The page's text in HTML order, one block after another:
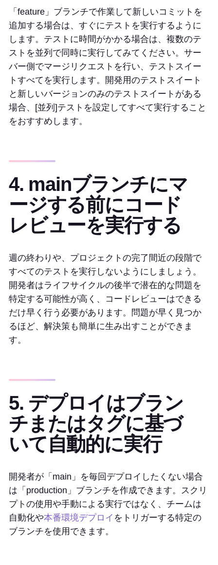
「feature」ブランチで作業して新しいコミットを
追加する場合は、すぐにテストを実行するように
します。テストに時間がかかる場合は、複数のテ
ストを並列で同時に実行してみてください。サー
バー側でマージリクエストを行い、テストスイー
トすべてを実行します。開発用のテストスイート
と新しいバージョンのみのテストスイートがある
場合、[並列]テストを設定してすべて実行すること
をおすすめします。
4. mainブランチにマ
ージする前にコード
レビューを実行する
週の終わりや、プロジェクトの完了間近の段階で
すべてのテストを実行しないようにしましょう。
開発者はライフサイクルの後半で潜在的な問題を
特定する可能性が高く、コードレビューはできる
だけ早く行う必要があります。問題が早く見つか
るほど、解決策も簡単に生み出すことができま
す。
5. デプロイはブラン
チまたはタグに基づ
いて自動的に実行
開発者が「main」を毎回デプロイしたくない場合
は「production」ブランチを作成できます。スクリ
プトの使用や手動による実行ではなく、チームは
自動化や本番環境デプロイ をトリガーする特定の
ブランチを使用できます。